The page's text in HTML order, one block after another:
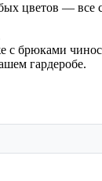
цветов — все
с брюками
гардеробе.